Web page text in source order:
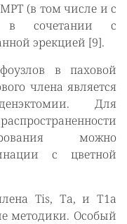
(в том числе и с
в сочетании с
эрекцией [9].
в паховой
члена является
Для
можно
с цветной
Tis, Та, и Т1а
методики. Особый